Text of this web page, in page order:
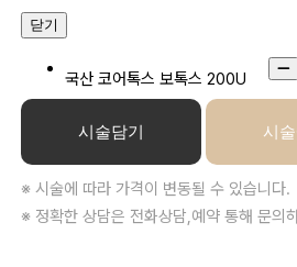
닫기
국산 코어톡스 보톡스 200U
시술담기 시
※ 시술에 따라 가격이 변동될 수 있습니다.
※ 정확한 상담은 전화상담,예약 통해 문의